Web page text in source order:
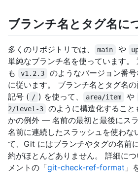
ブランチ名とタグ名に
多くのリポジトリでは、 main や
単純なブランチ名を使っています。
も
v1.2.3
のようなバージョン番
に従います。 ブランチ名とタグ名
記号 ( / ) を使って、 area/item や
2/level-3
のように構造化するこ
かの例外 — 名前の最初と最後にスラ
名前に連続したスラッシュを使わ
て、Git にはブランチやタグの名前
約がほとんどありません。 詳細に
メントの「git-check-ref-format 」